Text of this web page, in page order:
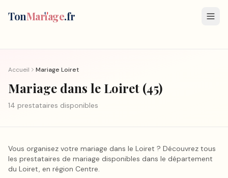
TonMariage.fr
Accueil Mariage Loiret
Mariage dans le Loiret (45)
14 prestataires disponibles
Vous organisez votre mariage dans le Loiret ? Découvrez tous
les prestataires de mariage disponibles dans le département
du Loiret, en région Centre.